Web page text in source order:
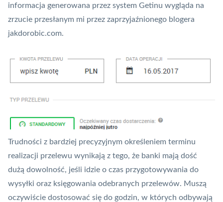
informacja generowana przez system Getinu wygląda na
zrzucie przesłanym mi przez zaprzyjaźnionego blogera
jakdorobic.com.
Trudności z bardziej precyzyjnym określeniem terminu
realizacji przelewu wynikają z tego, że banki mają dość
dużą dowolność, jeśli idzie o czas przygotowywania do
wysyłki oraz księgowania odebranych przelewów. Muszą
oczywiście dostosować się do godzin, w których odbywają